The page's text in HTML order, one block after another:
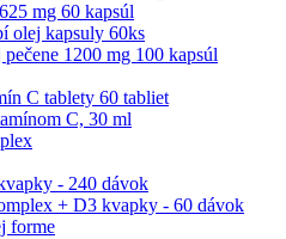
mg 60 kapsúl
olej kapsuly 60ks
1200 mg 100 kapsúl
C tablety 60 tabliet
C, 30 ml
- 240 dávok
+ D3 kvapky - 60 dávok
forme